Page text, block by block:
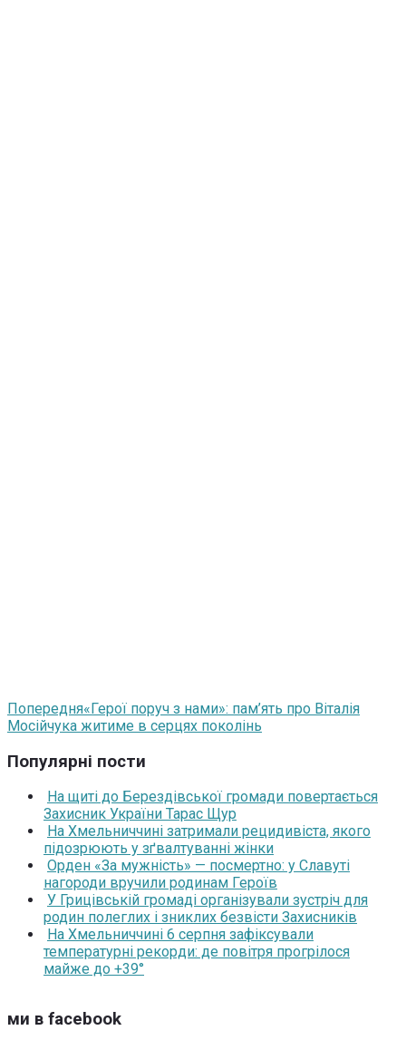
Попередня«Герої поруч з нами»: пам’ять про Віталія
Мосійчука житиме в серцях поколінь
Популярні пости
На щиті до Берездівської громади повертається
Захисник України Тарас Щур
На Хмельниччині затримали рецидивіста, якого
підозрюють у зґвалтуванні жінки
Орден «За мужність» — посмертно: у Славуті
нагороди вручили родинам Героїв
У Грицівській громаді організували зустріч для
родин полеглих і зниклих безвісти Захисників
На Хмельниччині 6 серпня зафіксували
температурні рекорди: де повітря прогрілося
майже до +39°
ми в facebook